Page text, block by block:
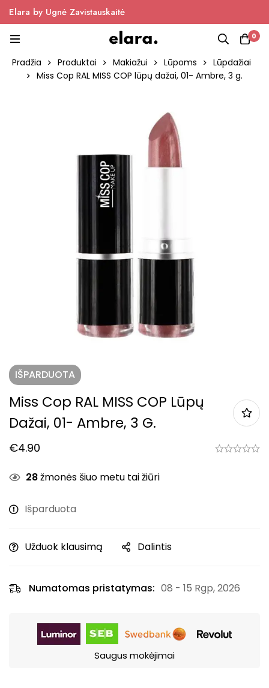
Elara by Ugnė Zavistauskaitė
0
Pradžia Produktai Makiažui Lūpoms
Lūpdažiai
Miss Cop RAL MISS COP lūpų dažai, 01- Ambre, 3 g.
IŠPARDUOTA
Miss Cop RAL MISS COP Lūpų
Dažai, 01- Ambre, 3 G.
€4.90
28žmonės šiuo metu tai žiūri
Išparduota
Užduok klausimą Dalintis
Numatomas pristatymas: 08 - 15 Rgp, 2026
Saugus mokėjimai